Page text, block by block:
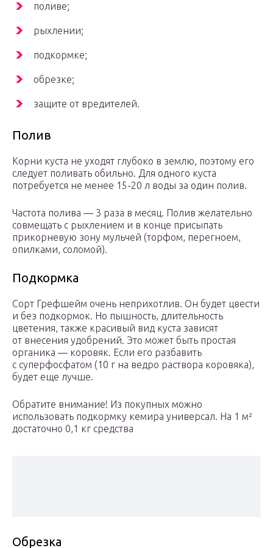
поливе;
рыхлении;
подкормке;
обрезке;
защите от вредителей.
Полив
Корни куста не уходят глубоко в землю, поэтому его
следует поливать обильно. Для одного куста
потребуется не менее 15-20 л воды за один полив.
Частота полива — 3 раза в месяц. Полив желательно
совмещать с рыхлением и в конце присыпать
прикорневую зону мульчей (торфом, перегноем,
опилками, соломой).
Подкормка
Сорт Грефшейм очень неприхотлив. Он будет цвести
и без подкормок. Но пышность, длительность
цветения, также красивый вид куста зависят
от внесения удобрений. Это может быть простая
органика — коровяк. Если его разбавить
с суперфосфатом (10 г на ведро раствора коровяка),
будет еще лучше.
Обратите внимание! Из покупных можно
использовать подкормку кемира универсал. На 1 м²
достаточно 0,1 кг средства
Обрезка